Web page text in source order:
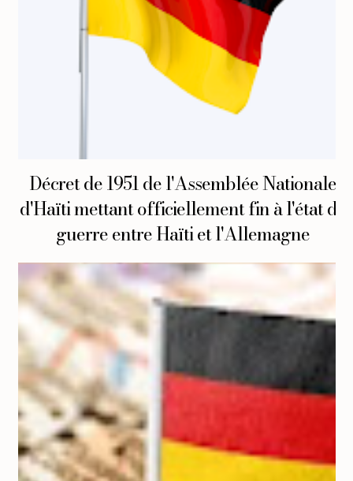
Décret de 1951 de l'Assemblée Nationale
d'Haïti mettant officiellement fin à l'état de
guerre entre Haïti et l'Allemagne